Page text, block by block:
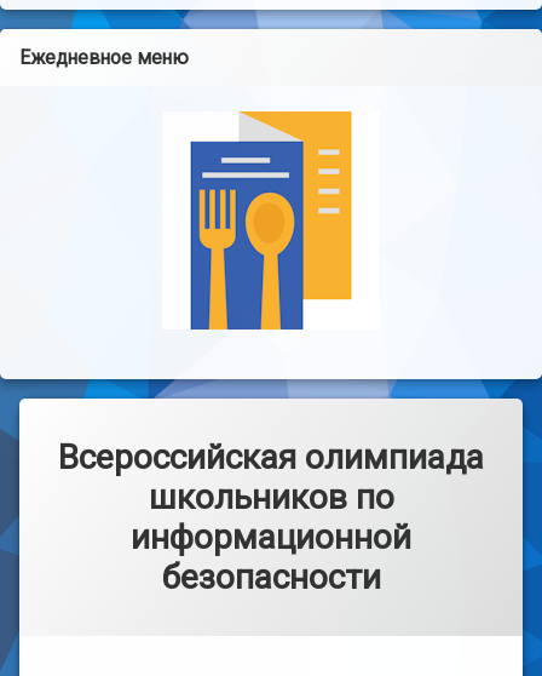
Ежедневное меню
Всероссийская олимпиада
школьников по
информационной
безопасности